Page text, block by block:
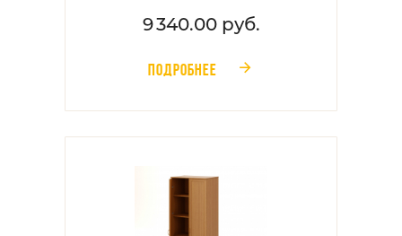
9 340.00 руб.
ПОДРОБНЕЕ 󰁔